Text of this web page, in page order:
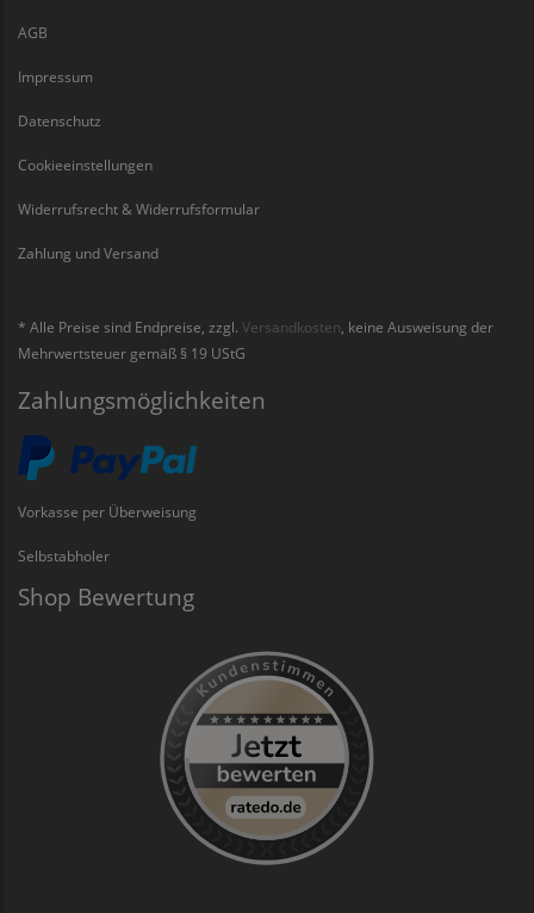
AGB
Impressum
Datenschutz
Cookieeinstellungen
Widerrufsrecht & Widerrufsformular
Zahlung und Versand
* Alle Preise sind Endpreise, zzgl. Versandkosten , keine Ausweisung der
Mehrwertsteuer gemäß § 19 UStG
Zahlungsmöglichkeiten
Vorkasse per Überweisung
Selbstabholer
Shop Bewertung